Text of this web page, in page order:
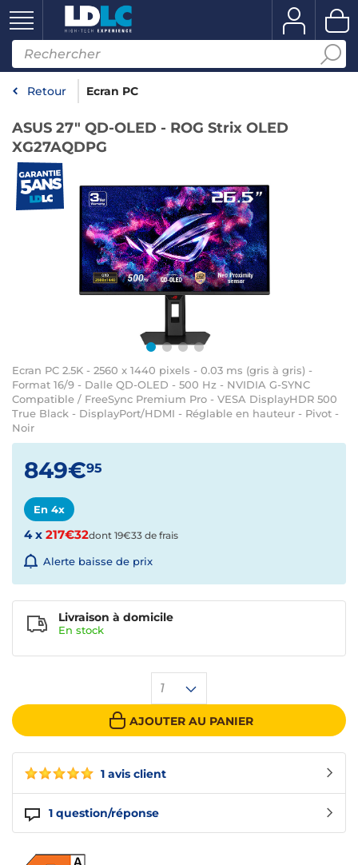
Retour Ecran PC
ASUS 27" QD-OLED - ROG Strix OLED
XG27AQDPG
Ecran PC 2.5K - 2560 x 1440 pixels - 0.03 ms (gris à gris) -
Format 16/9 - Dalle QD-OLED - 500 Hz - NVIDIA G-SYNC
Compatible / FreeSync Premium Pro - VESA DisplayHDR 500
True Black - DisplayPort/HDMI - Réglable en hauteur - Pivot -
Noir
1 avis client
1 question/réponse
849€95
En 4x
4 x 217€32dont 19€33 de frais
Alerte baisse de prix
1
AJOUTER AU PANIER
Livraison à domicile
En stock